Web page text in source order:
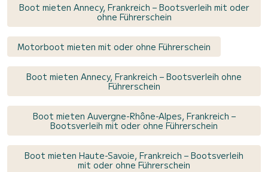
Boot mieten Annecy, Frankreich – Bootsverleih mit oder
ohne Führerschein
Motorboot mieten mit oder ohne Führerschein
Boot mieten Annecy, Frankreich – Bootsverleih ohne
Führerschein
Boot mieten Auvergne-Rhône-Alpes, Frankreich –
Bootsverleih mit oder ohne Führerschein
Boot mieten Haute-Savoie, Frankreich – Bootsverleih
mit oder ohne Führerschein